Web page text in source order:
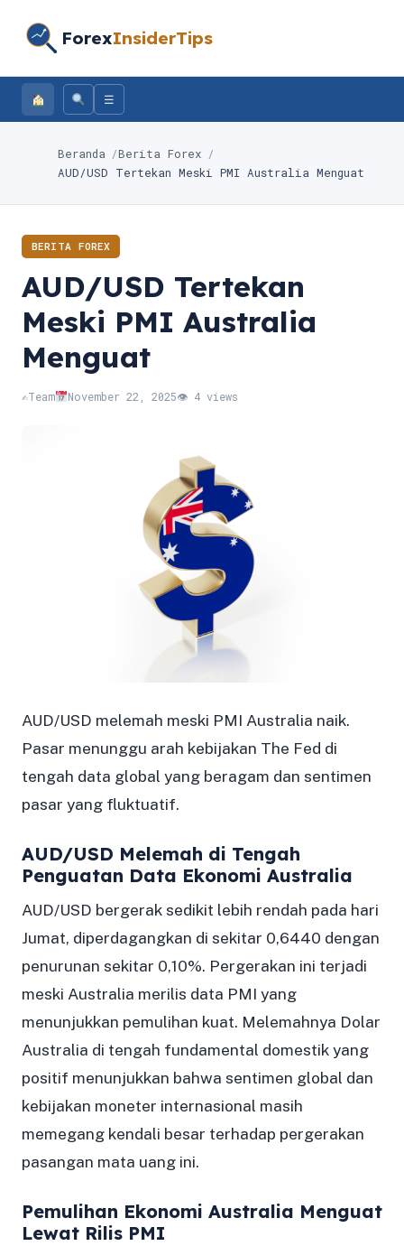
ForexInsiderTips
☰
Beranda
Berita Forex
AUD/USD Tertekan Meski PMI Australia Menguat
BERITA FOREX
AUD/USD Tertekan
Meski PMI Australia
Menguat
✍️Team November 22, 2025👁 4 views
AUD/USD melemah meski PMI Australia naik.
Pasar menunggu arah kebijakan The Fed di
tengah data global yang beragam dan sentimen
pasar yang fluktuatif.
AUD/USD Melemah di Tengah
Penguatan Data Ekonomi Australia
AUD/USD bergerak sedikit lebih rendah pada hari
Jumat, diperdagangkan di sekitar 0,6440 dengan
penurunan sekitar 0,10%. Pergerakan ini terjadi
meski Australia merilis data PMI yang
menunjukkan pemulihan kuat. Melemahnya Dolar
Australia di tengah fundamental domestik yang
positif menunjukkan bahwa sentimen global dan
kebijakan moneter internasional masih
memegang kendali besar terhadap pergerakan
pasangan mata uang ini.
Pemulihan Ekonomi Australia Menguat
Lewat Rilis PMI